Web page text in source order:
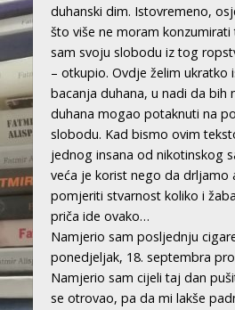
duhanski dim. Istovremeno,
što više ne moram
sam svoju slobodu iz tog
– otkupio. Ovdje želim ukratko
bacanja duhana, u nadi da bih
duhana mogao potaknuti na
slobodu. Kad bismo ovim
jednog insana od nikotinskog
veća je korist nego da drljamo
pomjeriti stvarnost koliko i
priča ide ovako…
Namjerio sam posljednju
ponedjeljak, 18. septembra
Namjerio sam cijeli taj dan
se otrovao, pa da mi lakše